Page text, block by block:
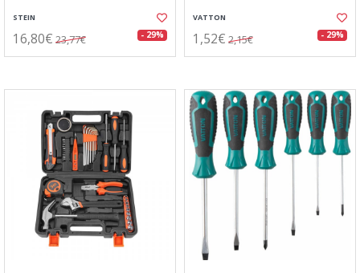
STEIN
16,80€ 23,77€ - 29%
VATTON
1,52€ 2,15€ - 29%